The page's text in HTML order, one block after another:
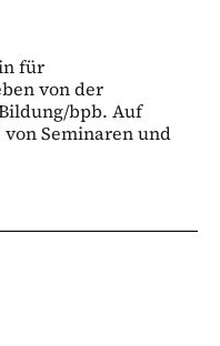
für
von der
bpb. Auf
Seminaren und